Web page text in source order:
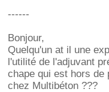
------
Bonjour,
Quelqu'un at il une
l'utilité de l'adjuvant
chape qui est hors de
chez Multibéton ???